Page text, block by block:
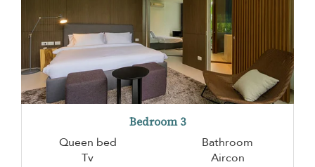
Bedroom 3
Queen bed
Bathroom
Tv
Aircon